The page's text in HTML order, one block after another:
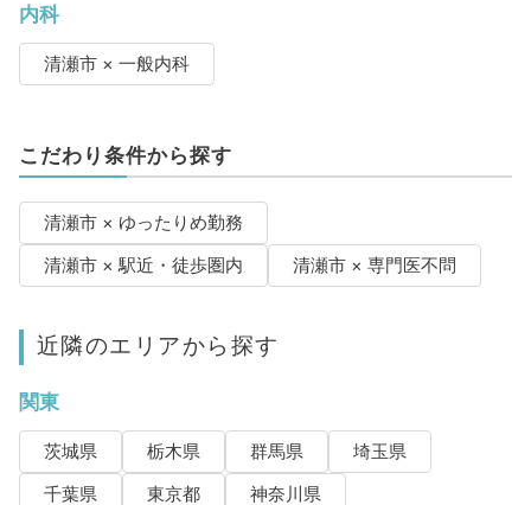
内科
清瀬市 × 一般内科
こだわり条件から探す
清瀬市 × ゆったりめ勤務
清瀬市 × 駅近・徒歩圏内
清瀬市 × 専門医不問
近隣のエリアから探す
関東
茨城県 栃木県 群馬県
埼玉県
千葉県
東京都 神奈川県